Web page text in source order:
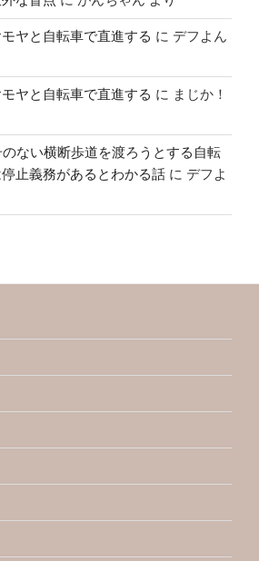
ヤと自転車で直進する に デフよん
ヤと自転車で直進する に まじか！
ない横断歩道を渡ろうとする自転
止義務があるとわかる話 に デフよ